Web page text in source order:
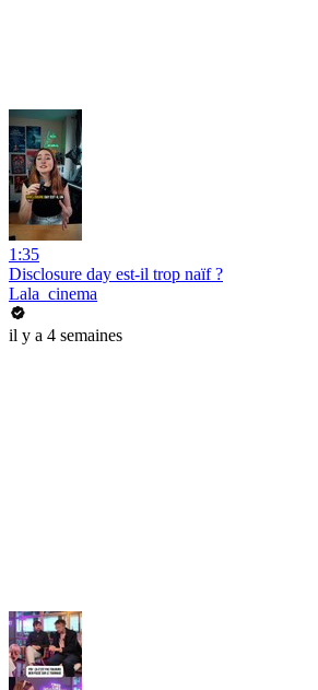
1:35
Disclosure day est-il trop naïf ?
Lala_cinema
il y a 4 semaines